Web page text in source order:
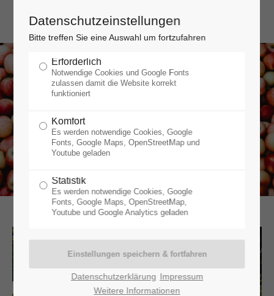
Datenschutzeinstellungen
Bitte treffen Sie eine Auswahl um fortzufahren
Erforderlich
Notwendige Cookies und Google Fonts
zulassen damit die Website korrekt
funktioniert
Komfort
Es werden notwendige Cookies, Google
Fonts, Google Maps, OpenStreetMap und
Youtube geladen
Statistik
Es werden notwendige Cookies, Google
Fonts, Google Maps, OpenStreetMap,
Youtube und Google Analytics geladen
Datenschutzerklärung
Impressum
Weitere Informationen